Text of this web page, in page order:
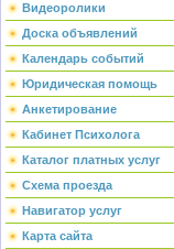
Видеоролики
Доска объявлений
Календарь событий
Юридическая помощь
Анкетирование
Кабинет Психолога
Каталог платных услуг
Схема проезда
Навигатор услуг
Карта сайта